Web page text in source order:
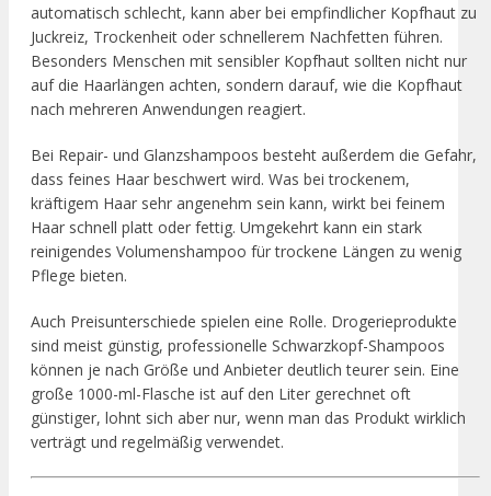
automatisch schlecht, kann aber bei empfindlicher Kopfhaut zu
Juckreiz, Trockenheit oder schnellerem Nachfetten führen.
Besonders Menschen mit sensibler Kopfhaut sollten nicht nur
auf die Haarlängen achten, sondern darauf, wie die Kopfhaut
nach mehreren Anwendungen reagiert.
Bei Repair- und Glanzshampoos besteht außerdem die Gefahr,
dass feines Haar beschwert wird. Was bei trockenem,
kräftigem Haar sehr angenehm sein kann, wirkt bei feinem
Haar schnell platt oder fettig. Umgekehrt kann ein stark
reinigendes Volumenshampoo für trockene Längen zu wenig
Pflege bieten.
Auch Preisunterschiede spielen eine Rolle. Drogerieprodukte
sind meist günstig, professionelle Schwarzkopf-Shampoos
können je nach Größe und Anbieter deutlich teurer sein. Eine
große 1000-ml-Flasche ist auf den Liter gerechnet oft
günstiger, lohnt sich aber nur, wenn man das Produkt wirklich
verträgt und regelmäßig verwendet.